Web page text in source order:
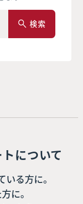
検索
について
る方に。
に。